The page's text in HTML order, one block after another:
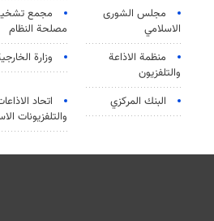
مجلس الشورى
الاسلامي
مجمع
مصلحة النظام
منظمة الاذاعة
والتلفزیون
وزارة
البنك المركزي
اتحاد
والتلفزيونات